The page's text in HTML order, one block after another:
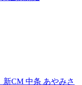
新CM 中条 あやみさ